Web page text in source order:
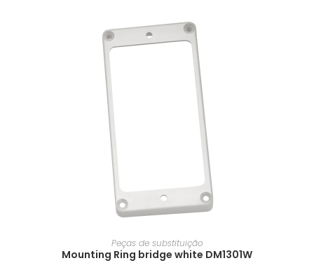
Peças de substituição
Mounting Ring bridge white DM1301W